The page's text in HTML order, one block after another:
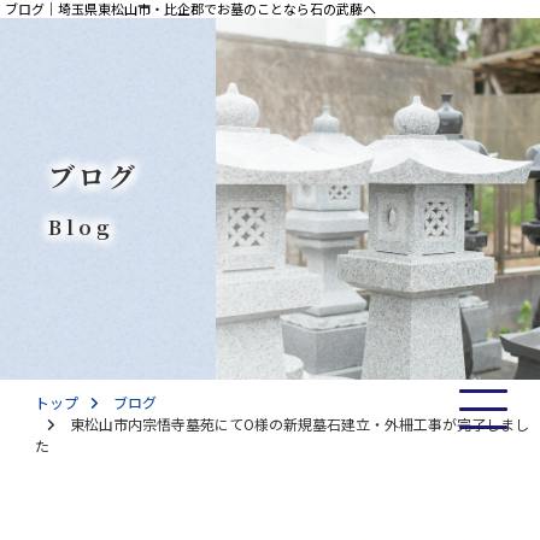
ブログ｜埼玉県東松山市・比企郡でお墓のことなら石の武藤へ
ブログ
Blog
トップ
ブログ
東松山市内宗悟寺墓苑にてO様の新規墓石建立・外柵工事が完了しまし
た